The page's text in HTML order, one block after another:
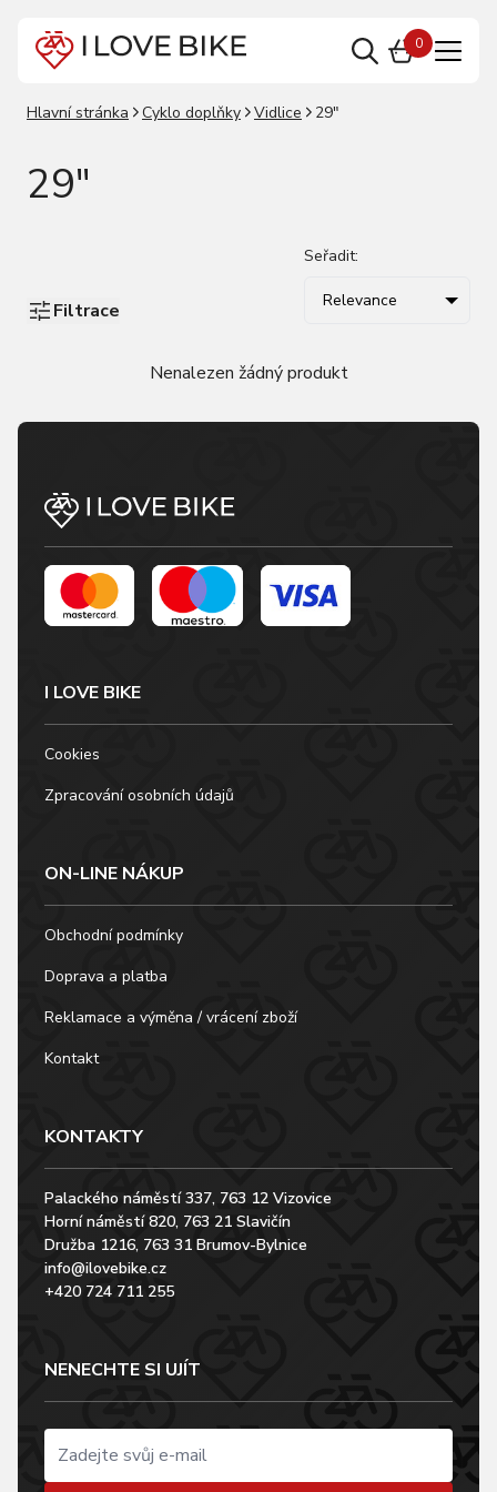
0
Hlavní stránka Cyklo doplňky Vidlice 29"
29"
Filtrace
Seřadit:
Relevance
Nenalezen žádný produkt
I LOVE BIKE
Cookies
Zpracování osobních údajů
ON-LINE NÁKUP
Obchodní podmínky
Doprava a platba
Reklamace a výměna / vrácení zboží
Kontakt
KONTAKTY
Palackého náměstí 337, 763 12 Vizovice
Horní náměstí 820, 763 21 Slavičín
Družba 1216, 763 31 Brumov-Bylnice
info@ilovebike.cz
+420 724 711 255
NENECHTE SI UJÍT